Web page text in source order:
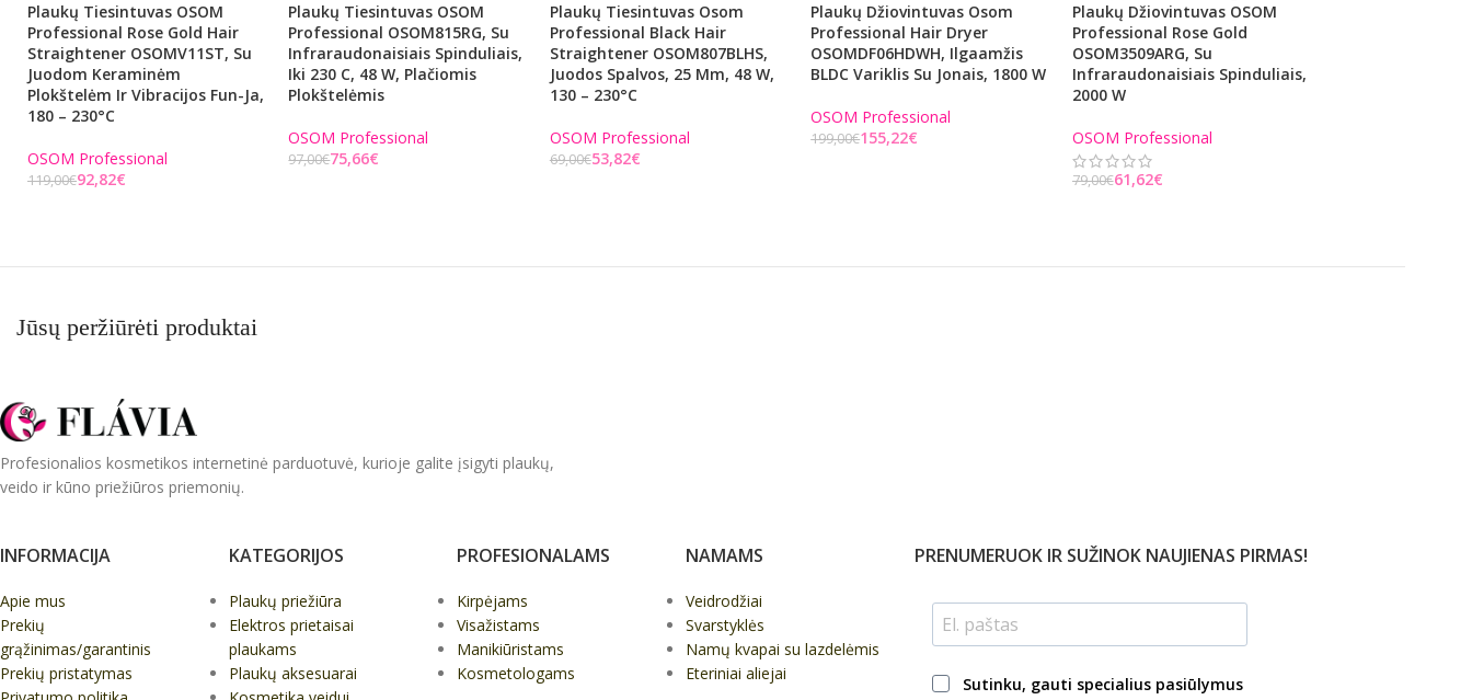
Plaukų Tiesintuvas OSOM
Professional Rose Gold Hair
Straightener OSOMV11ST, Su
Juodom Keraminėm
Plokštelėm Ir Vibracijos Fun-Ja,
180 – 230°C
OSOM Professional
119,00€92,82€
Plaukų Tiesintuvas OSOM
Professional OSOM815RG, Su
Infraraudonaisiais Spinduliais,
Iki 230 C, 48 W, Plačiomis
Plokštelėmis
OSOM Professional
97,00€75,66€
Plaukų Tiesintuvas Osom
Professional Black Hair
Straightener OSOM807BLHS,
Juodos Spalvos, 25 Mm, 48 W,
130 – 230°C
OSOM Professional
69,00€53,82€
Plaukų Džiovintuvas Osom
Professional Hair Dryer
OSOMDF06HDWH, Ilgaamžis
BLDC Variklis Su Jonais, 1800 W
OSOM Professional
199,00€155,22€
Plaukų Džiovintuvas OSOM
Professional Rose Gold
OSOM3509ARG, Su
Infraraudonaisiais Spinduliais,
2000 W
OSOM Professional
79,00€61,62€
Jūsų peržiūrėti produktai
Profesionalios kosmetikos internetinė parduotuvė, kurioje galite įsigyti plaukų,
veido ir kūno priežiūros priemonių.
INFORMACIJA
Apie mus
Prekių
grąžinimas/garantinis
Prekių pristatymas
KATEGORIJOS
Plaukų priežiūra
Elektros prietaisai
plaukams
Plaukų aksesuarai
PROFESIONALAMS
Kirpėjams
Visažistams
Manikiūristams
Kosmetologams
NAMAMS
Veidrodžiai
Svarstyklės
Namų kvapai su lazdelėmis
Eteriniai aliejai
PRENUMERUOK IR SUŽINOK NAUJIENAS PIRMAS!
Sutinku, gauti specialius pasiūlymus